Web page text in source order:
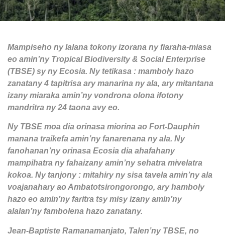
Mampiseho ny lalana tokony izorana ny fiaraha-miasa
eo amin’ny Tropical Biodiversity & Social Enterprise
(TBSE) sy ny Ecosia. Ny tetikasa : mamboly hazo
zanatany 4 tapitrisa ary manarina ny ala, ary mitantana
izany miaraka amin’ny vondrona olona ifotony
mandritra ny 24 taona avy eo.
Ny TBSE moa dia orinasa miorina ao Fort-Dauphin
manana traikefa amin’ny fanarenana ny ala. Ny
fanohanan’ny orinasa Ecosia dia ahafahany
mampihatra ny fahaizany amin’ny sehatra mivelatra
kokoa. Ny tanjony : mitahiry ny sisa tavela amin’ny ala
voajanahary ao Ambatotsirongorongo, ary hamboly
hazo eo amin’ny faritra tsy misy izany amin’ny
alalan’ny fambolena hazo zanatany.
Jean-Baptiste Ramanamanjato, Talen’ny TBSE, no